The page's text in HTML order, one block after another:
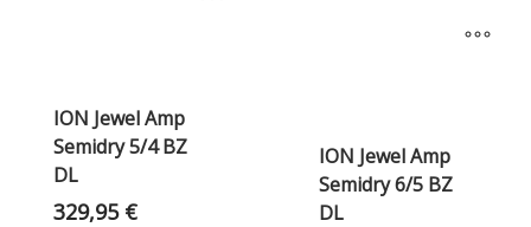
ION Jewel Amp
Semidry 5/4 BZ
DL
329,95 €
ION Jewel Amp
Semidry 6/5 BZ
DL